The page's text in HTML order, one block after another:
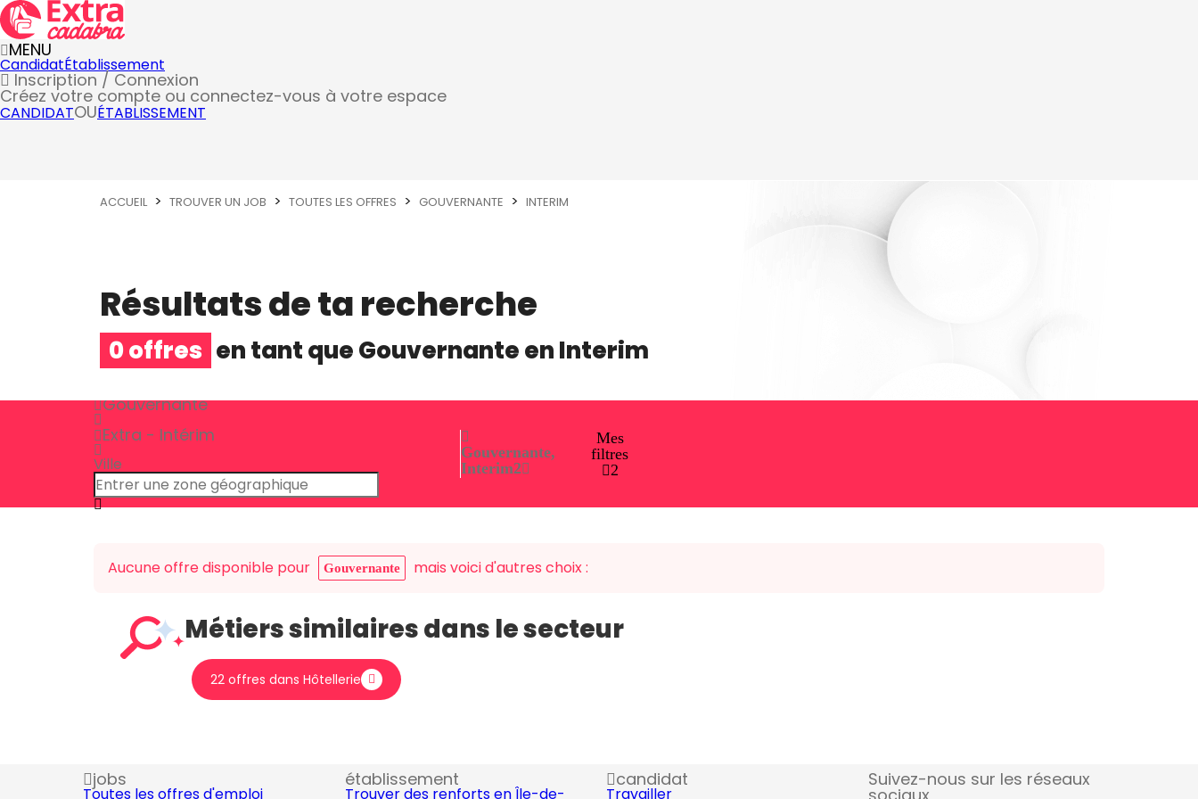
MENU
CandidatÉtablissement
Inscription / Connexion
Créez votre compte ou connectez-vous à votre espace
CANDIDATOUÉTABLISSEMENT
ACCUEIL TROUVER UN JOB TOUTES LES OFFRES GOUVERNANTE INTERIM
Résultats de ta recherche
0 offres en tant queGouvernanteenInterim
Gouvernante
Extra - Intérim
Ville
Gouvernante,
Interim2
Mes
filtres
2
Aucune offre disponible pour Gouvernante mais voici d'autres choix :
Métiers similaires dans le secteur
22 offres dans Hôtellerie
jobs
Toutes les offres d'emploi
établissement
Trouver des renforts en Île-de-
candidat
Travailler
Suivez-nous sur les réseaux